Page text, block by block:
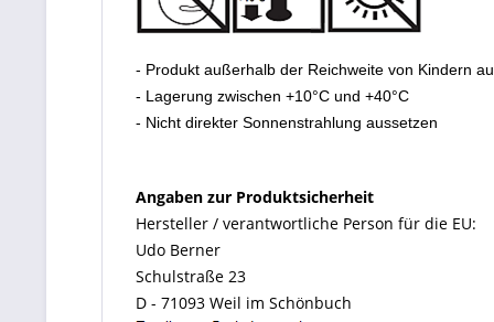
- Produkt außerhalb der Reichweite von Kindern
- Lagerung zwischen +10°C und +40°C
- Nicht direkter Sonnenstrahlung aussetzen
Angaben zur Produktsicherheit
Hersteller / verantwortliche Person für die EU:
Udo Berner
Schulstraße 23
D - 71093 Weil im Schönbuch